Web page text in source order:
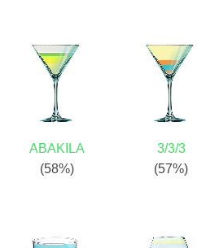
ABAKILA
(58%)
3/3/3
(57%)